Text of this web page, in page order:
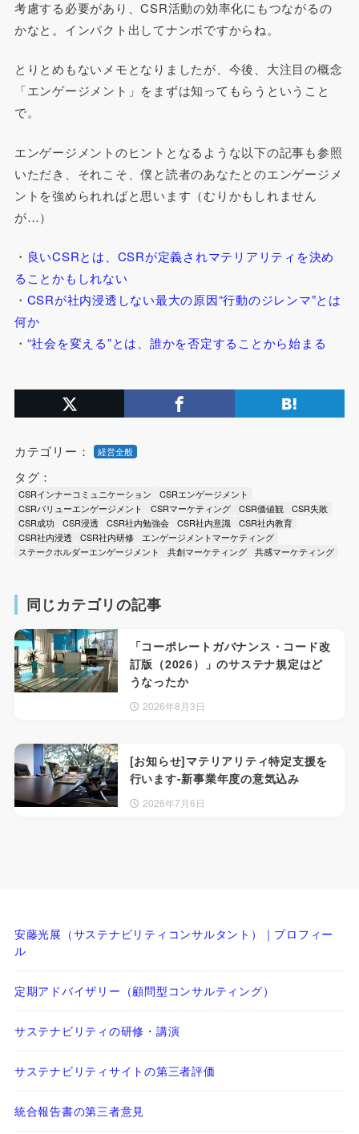
考慮する必要があり、CSR活動の効率化にもつながるの
かなと。インパクト出してナンボですからね。
とりとめもないメモとなりましたが、今後、大注目の概念
「エンゲージメント」をまずは知ってもらうということ
で。
エンゲージメントのヒントとなるような以下の記事も参照
いただき、それこそ、僕と読者のあなたとのエンゲージメ
ントを強められればと思います（むりかもしれません
が…）
・ 良いCSRとは、CSRが定義されマテリアリティを決め
ることかもしれない
・ CSRが社内浸透しない最大の原因“行動のジレンマ”とは
何か
・ “社会を変える”とは、誰かを否定することから始まる
カテゴリー： 経営全般
タグ：
CSRインナーコミュニケーション
CSRエンゲージメント
CSRバリューエンゲージメント
CSRマーケティング CSR価値観
CSR失敗
CSR成功
CSR浸透 CSR社内勉強会 CSR社内意識
CSR社内教育
CSR社内浸透
CSR社内研修
エンゲージメントマーケティング
ステークホルダーエンゲージメント
共創マーケティング 共感マーケティング
同じカテゴリの記事
「コーポレートガバナンス・コード改
訂版（2026）」のサステナ規定はど
うなったか
2026年8月3日
[お知らせ]マテリアリティ特定支援を
行います-新事業年度の意気込み
2026年7月6日
安藤光展（サステナビリティコンサルタント）｜プロフィー
ル
定期アドバイザリー（顧問型コンサルティング）
サステナビリティの研修・講演
サステナビリティサイトの第三者評価
統合報告書の第三者意見